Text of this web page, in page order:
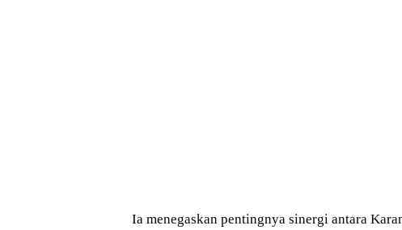
Ia menegaskan pentingnya sinergi antara